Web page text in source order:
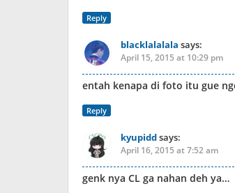
Reply
blacklalalala says:
April 15, 2015 at 10:29 pm
entah kenapa di foto itu gue
Reply
kyupiddsays:
April 16, 2015 at 7:52 am
genk nya CL ga nahan deh ya…